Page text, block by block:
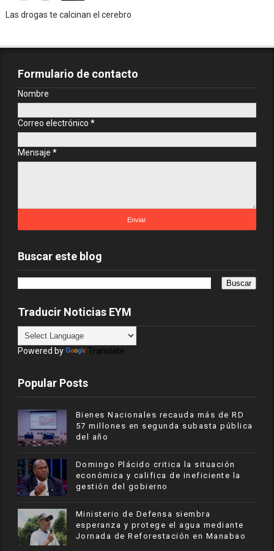
Las drogas te calcinan el cerebro
Formulario de contacto
Nombre
Correo electrónico *
Mensaje *
Buscar este blog
Traducir Noticias EYM
Powered by Translate
Popular Posts
Bienes Nacionales recauda más de RD
57 millones en segunda subasta pública
del año
​Domingo Plácido critica la situación
económica y califica de ineficiente la
gestión del gobierno
Ministerio de Defensa siembra
esperanza y protege el agua mediante
Jornada de Reforestación en Manabao